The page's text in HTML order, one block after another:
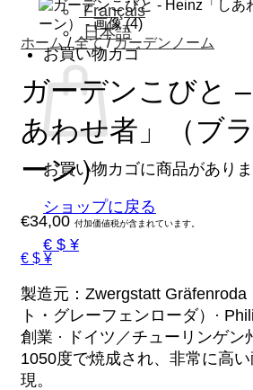
Français
日本語
お買い物カゴ
お買い物カゴに商品がありま
ショップに戻る
€ $ ¥
ホーム / 全て / ガーデンノーム
ガーデンこびと
あわせ者」（ブ
ーン）
€34,00 付加価値税が含まれています。
€ $ ¥
製造元：Zwergstatt
ト・グレーフェンローダ）·
創業 · ドイツ／チューリンゲン
1050度で焼成され、非常に高
現。